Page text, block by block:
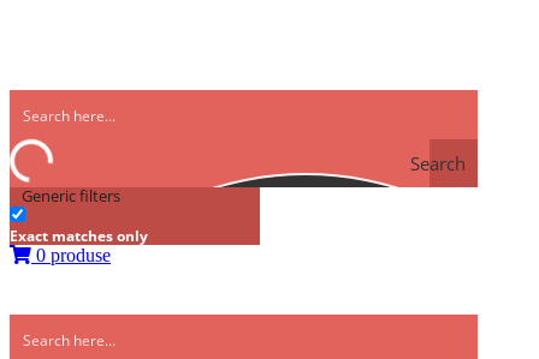
Search
Generic filters
Exact matches only
0 produse